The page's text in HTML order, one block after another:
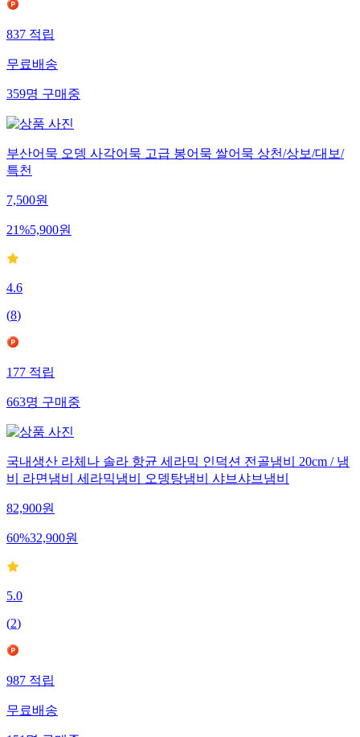
837적립
무료배송
359명구매중
부산어묵 오뎅 사각어묵 고급 봉어묵 쌀어묵 상천/상보/대보/
특천
7,500원
21%5,900원
4.6
(8)
177적립
663명구매중
국내생산 라체나 솔라 항균 세라믹 인덕션 전골냄비 20cm / 냄
비 라면냄비 세라믹냄비 오뎅탕냄비 샤브샤브냄비
82,900원
60%32,900원
5.0
(2)
987적립
무료배송